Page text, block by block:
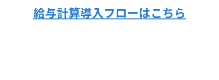
給与計算導入フローはこちら